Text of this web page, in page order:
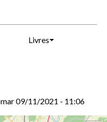
Livres
mar 09/11/2021 - 11:06